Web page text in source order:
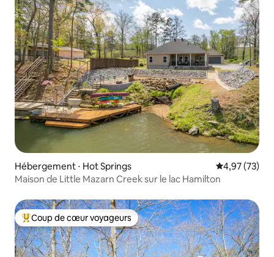
Hébergement ⋅ Hot Springs Évaluation
4,97 (73)
Maison de Little Mazarn Creek sur le lac Hamilton
Coups de cœur voyageurs les plus appréciés
Coup de cœur voyageurs